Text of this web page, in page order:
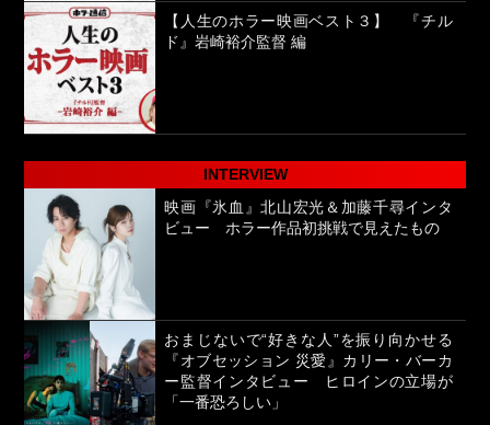
【人生のホラー映画ベスト３】 『チル
ド』岩崎裕介監督 編
INTERVIEW
映画『氷血』北山宏光＆加藤千尋インタ
ビュー ホラー作品初挑戦で見えたもの
おまじないで“好きな人”を振り向かせる
『オブセッション 災愛』カリー・バーカ
ー監督インタビュー ヒロインの立場が
「一番恐ろしい」